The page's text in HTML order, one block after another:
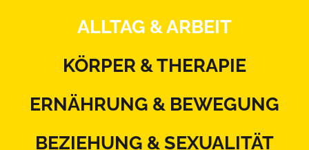
ALLTAG & ARBEIT
KÖRPER & THERAPIE
ERNÄHRUNG & BEWEGUNG
BEZIEHUNG & SEXUALITÄT